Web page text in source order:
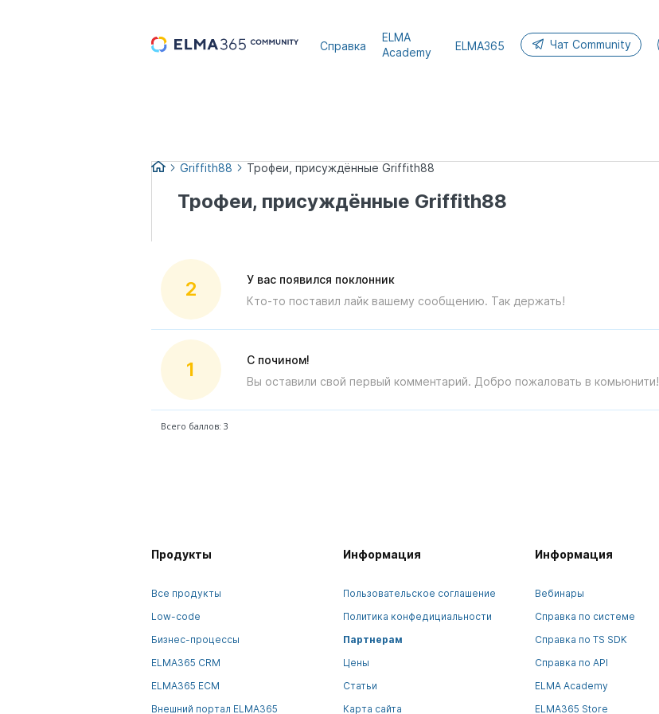
Справка
ELMA
Academy
ELMA365 Чат Community
Griffith88 Трофеи, присуждённые Griffith88
Трофеи, присуждённые Griffith88
2
У вас появился поклонник
Кто-то поставил лайк вашему сообщению. Так держать!
1
С почином!
Вы оставили свой первый комментарий. Добро пожаловать в комьюнити!
Всего баллов: 3
Продукты
Все продукты
Low-code
Бизнес-процессы
ELMA365 CRM
ELMA365 ECM
Внешний портал ELMA365
Информация
Пользовательское соглашение
Политика конфедициальности
Партнерам
Цены
Статьи
Карта сайта
Информация
Вебинары
Справка по системе
Справка по TS SDK
Справка по API
ELMA Academy
ELMA365 Store